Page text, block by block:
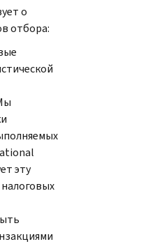
о
отбора:
эту